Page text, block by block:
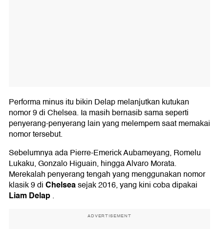
Performa minus itu bikin Delap melanjutkan kutukan
nomor 9 di Chelsea. Ia masih bernasib sama seperti
penyerang-penyerang lain yang melempem saat memakai
nomor tersebut.
Sebelumnya ada Pierre-Emerick Aubameyang, Romelu
Lukaku, Gonzalo Higuain, hingga Alvaro Morata.
Merekalah penyerang tengah yang menggunakan nomor
klasik 9 diChelseasejak 2016, yang kini coba dipakai
Liam Delap.
ADVERTISEMENT